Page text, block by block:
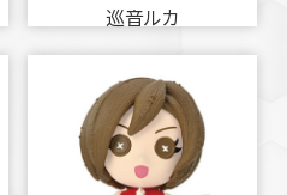
巡音ルカ